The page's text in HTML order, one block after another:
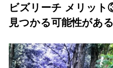
ビズリーチ メリッ
見つかる可能性がある